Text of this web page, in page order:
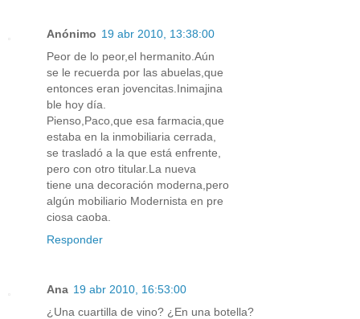
Anónimo 19 abr 2010, 13:38:00
Peor de lo peor,el hermanito.Aún
se le recuerda por las abuelas,que
entonces eran jovencitas.Inimajina
ble hoy día.
Pienso,Paco,que esa farmacia,que
estaba en la inmobiliaria cerrada,
se trasladó a la que está enfrente,
pero con otro titular.La nueva
tiene una decoración moderna,pero
algún mobiliario Modernista en pre
ciosa caoba.
Responder
Ana 19 abr 2010, 16:53:00
¿Una cuartilla de vino? ¿En una botella?